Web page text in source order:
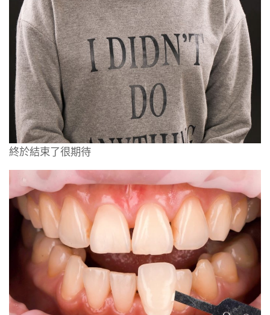
終於結束了很期待